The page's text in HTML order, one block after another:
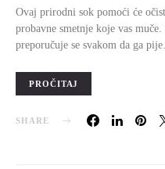
Ovaj prirodni sok pomoći će
probavne smetnje koje vas
preporučuje se svakom da ga
PROČITAJ
SHARE